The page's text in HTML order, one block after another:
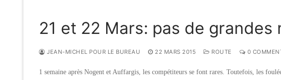
21 et 22 Mars: pas de grandes
JEAN-MICHEL POUR LE BUREAU 22 MARS 2015 ROUTE 0
1 semaine après Nogent et Auffargis, les compétiteurs se font rares. Toutefois, les